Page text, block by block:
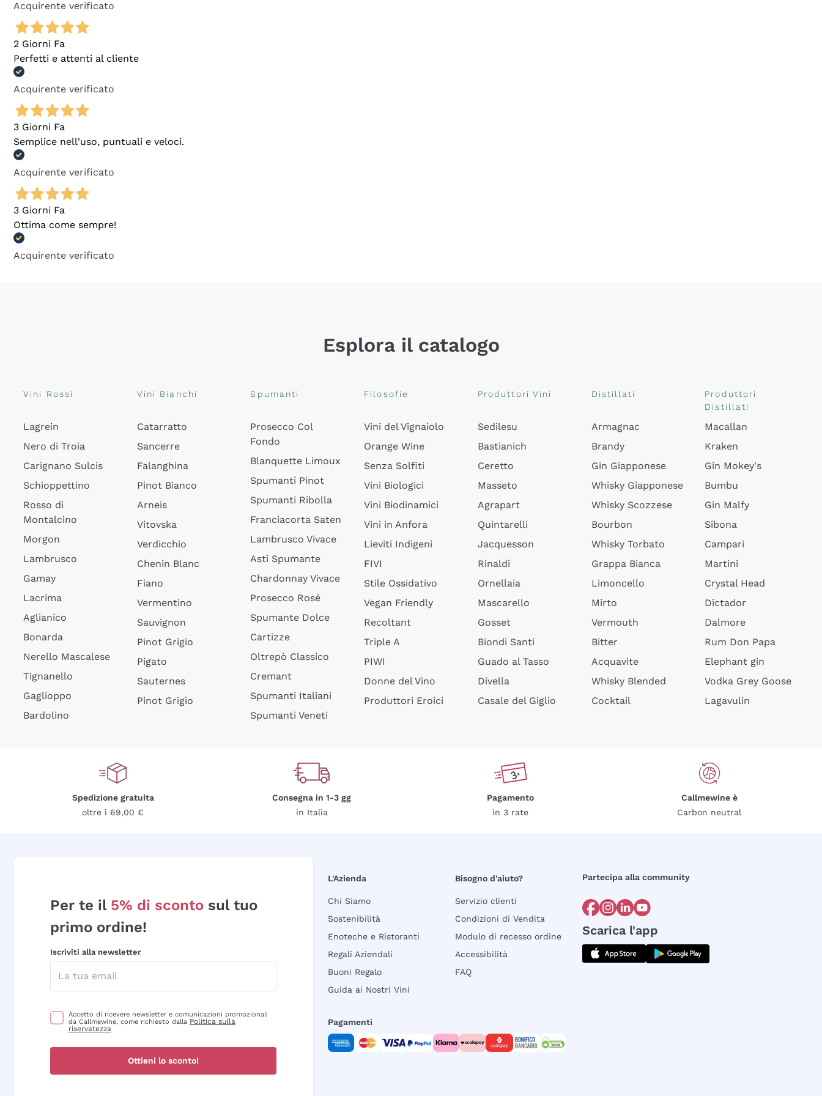
Acquirente verificato
2 Giorni Fa
Perfetti e attenti al cliente
Acquirente verificato
3 Giorni Fa
Semplice nell'uso, puntuali e veloci.
Acquirente verificato
3 Giorni Fa
Ottima come sempre!
Acquirente verificato
Esplora il catalogo
Vini Rossi
Lagrein
Nero di Troia
Carignano Sulcis
Schioppettino
Rosso di
Montalcino
Morgon
Lambrusco
Gamay
Lacrima
Aglianico
Bonarda
Nerello Mascalese
Tignanello
Gaglioppo
Bardolino
Vini Bianchi
Catarratto
Sancerre
Falanghina
Pinot Bianco
Arneis
Vitovska
Verdicchio
Chenin Blanc
Fiano
Vermentino
Sauvignon
Pinot Grigio
Pigato
Sauternes
Pinot Grigio
Spumanti
Prosecco Col
Fondo
Blanquette Limoux
Spumanti Pinot
Spumanti Ribolla
Franciacorta Saten
Lambrusco Vivace
Asti Spumante
Chardonnay Vivace
Prosecco Rosé
Spumante Dolce
Cartizze
Oltrepò Classico
Cremant
Spumanti Italiani
Spumanti Veneti
Filosofie
Vini del Vignaiolo
Orange Wine
Senza Solfiti
Vini Biologici
Vini Biodinamici
Vini in Anfora
Lieviti Indigeni
FIVI
Stile Ossidativo
Vegan Friendly
Recoltant
Triple A
PIWI
Donne del Vino
Produttori Eroici
Produttori Vini
Sedilesu
Bastianich
Ceretto
Masseto
Agrapart
Quintarelli
Jacquesson
Rinaldi
Ornellaia
Mascarello
Gosset
Biondi Santi
Guado al Tasso
Divella
Casale del Giglio
Distillati
Armagnac
Brandy
Gin Giapponese
Whisky Giapponese
Whisky Scozzese
Bourbon
Whisky Torbato
Grappa Bianca
Limoncello
Mirto
Vermouth
Bitter
Acquavite
Whisky Blended
Cocktail
Produttori
Distillati
Macallan
Kraken
Gin Mokey's
Bumbu
Gin Malfy
Sibona
Campari
Martini
Crystal Head
Dictador
Dalmore
Rum Don Papa
Elephant gin
Vodka Grey Goose
Lagavulin
Spedizione gratuita
oltre i 69,00 €
Consegna in 1-3 gg
in Italia
Pagamento
in 3 rate
Callmewine è
Carbon neutral
Per te il 5% di sconto sul tuo
primo ordine!
Iscriviti alla newsletter
Accetto di ricevere newsletter e comunicazioni promozionali
da Callmewine, come richiesto dalla Politica sulla
riservatezza
Ottieni lo sconto!
L'Azienda
Chi Siamo
Sostenibilità
Enoteche e Ristoranti
Regali Aziendali
Buoni Regalo
Guida ai Nostri Vini
Bisogno d'aiuto?
Servizio clienti
Condizioni di Vendita
Modulo di recesso ordine
Accessibilità
FAQ
Partecipa alla community
Scarica l'app
Pagamenti